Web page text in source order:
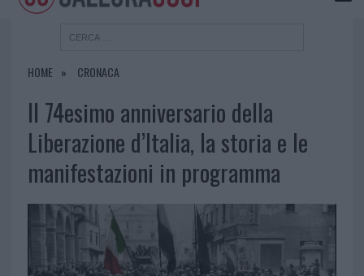
HOME CRONACA
Il 74esimo anniversario della
Liberazione d’Italia, la storia e le
manifestazioni in programma